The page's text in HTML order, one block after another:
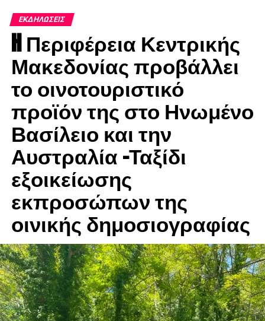
ΕΚΔΗΛΏΣΕΙΣ
H Περιφέρεια Κεντρικής
Μακεδονίας προβάλλει
το οινοτουριστικό
προϊόν της στο Ηνωμένο
Βασίλειο και την
Αυστραλία -Ταξίδι
εξοικείωσης
εκπροσώπων της
οινικής δημοσιογραφίας